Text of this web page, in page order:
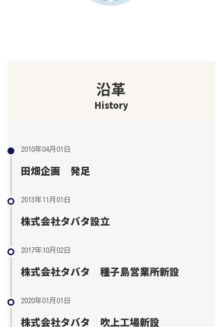
沿革
History
2010年04月01日
田畑企画 発足
2013年11月01日
株式会社タバタ設立
2017年10月02日
株式会社タバタ 種子島営業所新設
2020年01月01日
株式会社タバタ 吹上工場新設